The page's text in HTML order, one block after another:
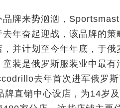
品牌来势汹汹，
去年奋起迎战，该品牌的
，并计划至今年年底，于
童装是俄罗斯服装业中最
去年首次进军俄罗
牌直销中心设店，为14岁